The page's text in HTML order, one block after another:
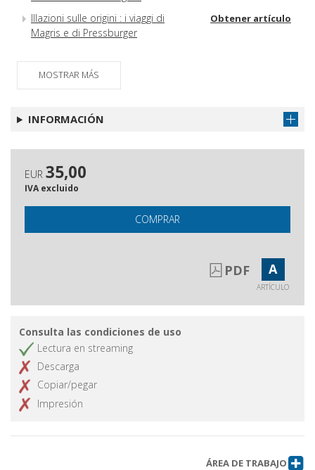
Illazioni sulle origini : i viaggi di
Magris e di Pressburger
Obtener artículo
MOSTRAR MÁS
INFORMACIÓN
EUR 35,00
IVA excluido
COMPRAR
PDF A
ARTÍCULO
Consulta las condiciones de uso
Lectura en streaming
Descarga
Copiar/pegar
Impresión
ÁREA DE TRABAJO